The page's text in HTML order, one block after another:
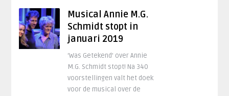
Musical Annie M.G.
Schmidt stopt in
januari 2019
‘Was Getekend’ over Annie
M.G. Schmidt stopt! Na 340
voorstellingen valt het doek
voor de musical over de